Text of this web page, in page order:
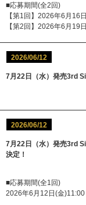
■応募期間(全2回)
【第1回】2026年6月16
【第2回】2026年6月19
2026/06/12
7月22日（水）発売3rd
2026/06/12
7月22日（水）発売3rd
決定！
■応募期間(全1回)
2026年6月12日(金